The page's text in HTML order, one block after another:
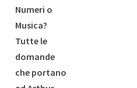
Numeri o
Musica?
Tutte le
domande
che portano